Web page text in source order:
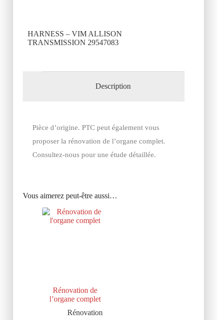
HARNESS – VIM ALLISON
TRANSMISSION 29547083
Description
Pièce d’origine. PTC peut également vous
proposer la rénovation de l’organe complet.
Consultez-nous pour une étude détaillée.
Vous aimerez peut-être aussi…
Rénovation de
l’organe complet
Rénovation